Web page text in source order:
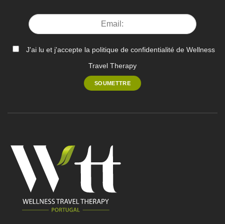
J'ai lu et j'accepte la politique de confidentialité de Wellness
Travel Therapy